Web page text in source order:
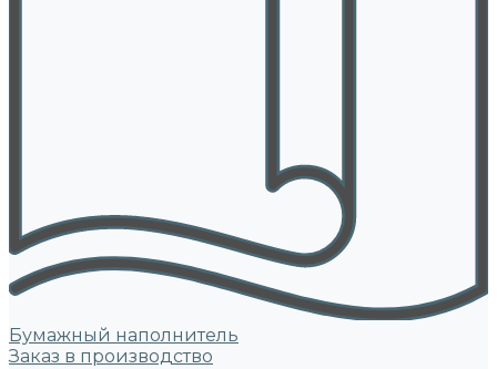
Бумажный наполнитель
Заказ в производство